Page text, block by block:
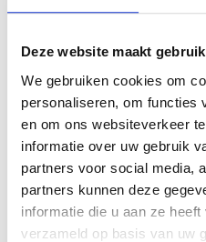
Deze website maakt
We gebruiken cookies om
personaliseren, om functies
en om ons websiteverkeer
informatie over uw gebruik
partners voor social media,
partners kunnen deze
informatie die u aan ze
verzameld op basis van uw